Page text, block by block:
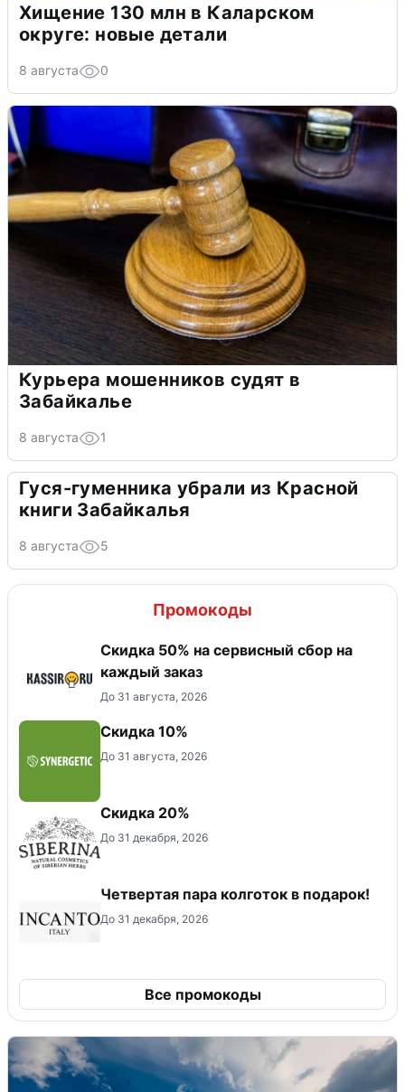
Хищение 130 млн в Каларском
округе: новые детали
8 августа 0
Курьера мошенников судят в
Забайкалье
8 августа 1
Гуся-гуменника убрали из Красной
книги Забайкалья
8 августа 5
Промокоды
Скидка 50% на сервисный сбор на
каждый заказ
До 31 августа, 2026
Скидка 10%
До 31 августа, 2026
Скидка 20%
До 31 декабря, 2026
Четвертая пара колготок в подарок!
До 31 декабря, 2026
Все промокоды